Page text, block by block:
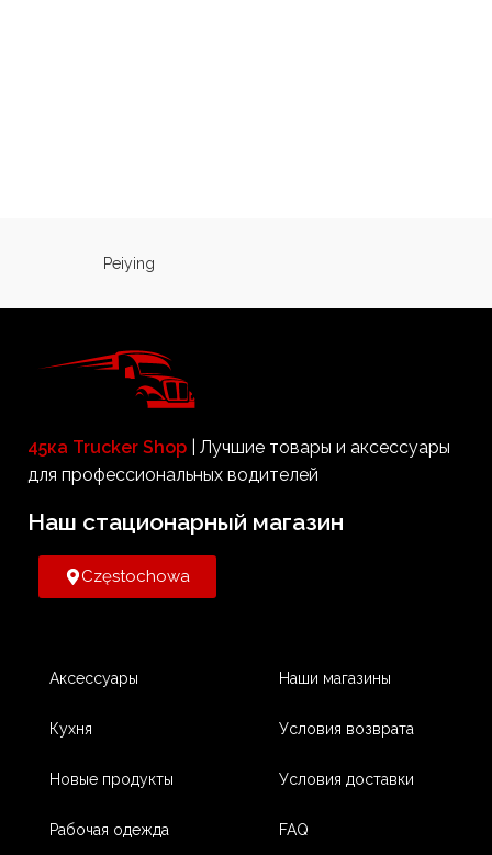
Peiying
45ка Trucker Shop | Лучшие товары и аксессуары
для профессиональных водителей
Наш стационарный магазин​
Częstochowa
Аксессуары
Кухня
Новые продукты
Рабочая одежда
Наши магазины
Условия возврата
Условия доставки
FAQ